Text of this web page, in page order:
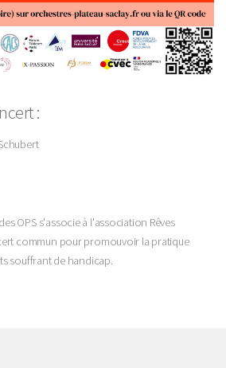
:
OPS s'associe à l'association Rêves
commun pour promouvoir la pratique
souffrant de handicap.